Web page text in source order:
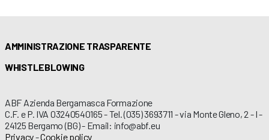
AMMINISTRAZIONE TRASPARENTE
WHISTLEBLOWING
ABF Azienda Bergamasca Formazione
C.F. e P. IVA 03240540165 - Tel. (035) 3693711 - via Monte Gleno, 2 - I -
24125 Bergamo (BG) - Email: info@abf.eu
Privacy-Cookie policy